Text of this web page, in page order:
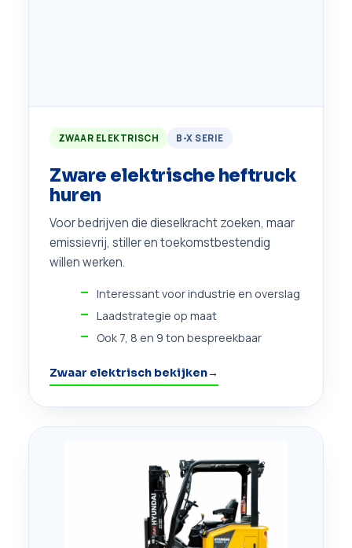
ZWAAR ELEKTRISCH B-X SERIE
Zware elektrische heftruck
huren
Voor bedrijven die dieselkracht zoeken, maar
emissievrij, stiller en toekomstbestendig
willen werken.
Interessant voor industrie en overslag
Laadstrategie op maat
Ook 7, 8 en 9 ton bespreekbaar
Zwaar elektrisch bekijken→